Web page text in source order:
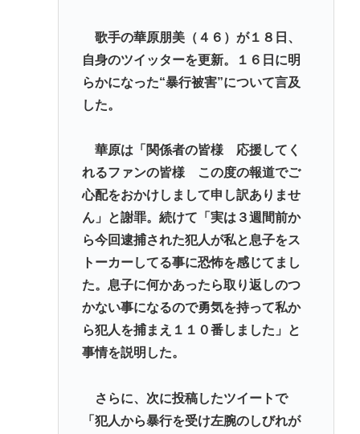
一度でも"精神疾患"になったらお終い。壊れた脳を
元通りにする医療技術は無い。
忍空があまり評価されてない理由
一番かっこいい病気の名前、決まるw w w w w w w w
Powered by livedoor 相互RSS
歌手の華原朋美（４６）が１８日、
自身のツイッターを更新。１６日に明
らかになった“暴行被害”について言及
した。
華原は「関係者の皆様 応援してく
れるファンの皆様 この度の報道でご
心配をおかけしまして申し訳ありませ
ん」と謝罪。続けて「実は３週間前か
ら今回逮捕された犯人が私と息子をス
トーカーしてる事に恐怖を感じてまし
た。息子に何かあったら取り返しのつ
かない事になるので勇気を持って私か
ら犯人を捕まえ１１０番しました」と
事情を説明した。
さらに、次に投稿したツイートで
「犯人から暴行を受け左腕のしびれが